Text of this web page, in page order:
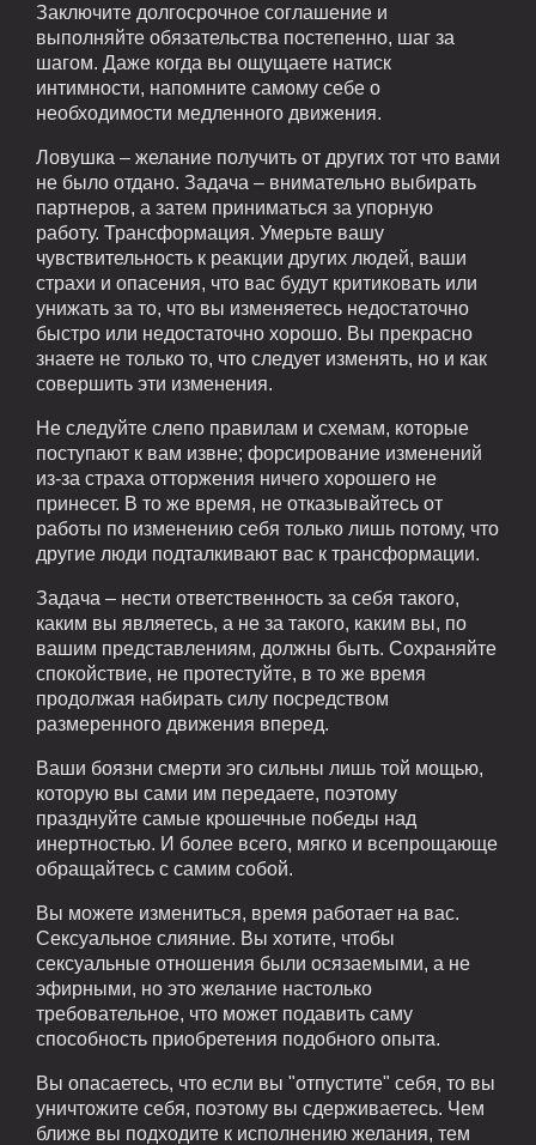
Заключите долгосрочное соглашение и
выполняйте обязательства постепенно, шаг за
шагом. Даже когда вы ощущаете натиск
интимности, напомните самому себе о
необходимости медленного движения.
Ловушка – желание получить от других тот что вами
не было отдано. Задача – внимательно выбирать
партнеров, а затем приниматься за упорную
работу. Трансформация. Умерьте вашу
чувствительность к реакции других людей, ваши
страхи и опасения, что вас будут критиковать или
унижать за то, что вы изменяетесь недостаточно
быстро или недостаточно хорошо. Вы прекрасно
знаете не только то, что следует изменять, но и как
совершить эти изменения.
Не следуйте слепо правилам и схемам, которые
поступают к вам извне; форсирование изменений
из-за страха отторжения ничего хорошего не
принесет. В то же время, не отказывайтесь от
работы по изменению себя только лишь потому, что
другие люди подталкивают вас к трансформации.
Задача – нести ответственность за себя такого,
каким вы являетесь, а не за такого, каким вы, по
вашим представлениям, должны быть. Сохраняйте
спокойствие, не протестуйте, в то же время
продолжая набирать силу посредством
размеренного движения вперед.
Ваши боязни смерти эго сильны лишь той мощью,
которую вы сами им передаете, поэтому
празднуйте самые крошечные победы над
инертностью. И более всего, мягко и всепрощающе
обращайтесь с самим собой.
Вы можете измениться, время работает на вас.
Сексуальное слияние. Вы хотите, чтобы
сексуальные отношения были осязаемыми, а не
эфирными, но это желание настолько
требовательное, что может подавить саму
способность приобретения подобного опыта.
Вы опасаетесь, что если вы "отпустите" себя, то вы
уничтожите себя, поэтому вы сдерживаетесь. Чем
ближе вы подходите к исполнению желания, тем